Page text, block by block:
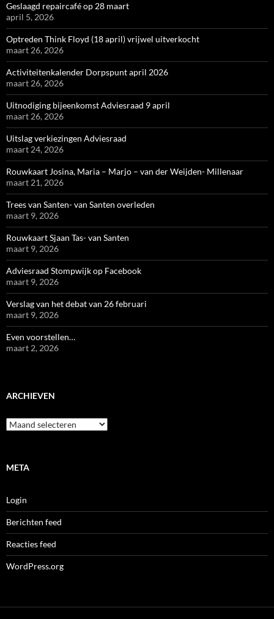
Geslaagd repaircafé op 28 maart
april 5, 2026
Optreden Think Floyd (18 april) vrijwel uitverkocht
maart 26, 2026
Activiteitenkalender Dorpspunt april 2026
maart 26, 2026
Uitnodiging bijeenkomst Adviesraad 9 april
maart 26, 2026
Uitslag verkiezingen Adviesraad
maart 24, 2026
Rouwkaart Josina, Maria – Marjo – van der Weijden- Millenaar
maart 21, 2026
Trees van Santen- van Santen overleden
maart 9, 2026
Rouwkaart Sjaan Tas- van Santen
maart 9, 2026
Adviesraad Stompwijk op Facebook
maart 9, 2026
Verslag van het debat van 26 februari
maart 9, 2026
Even voorstellen…
maart 2, 2026
ARCHIEVEN
Archieven
META
Login
Berichten feed
Reacties feed
WordPress.org